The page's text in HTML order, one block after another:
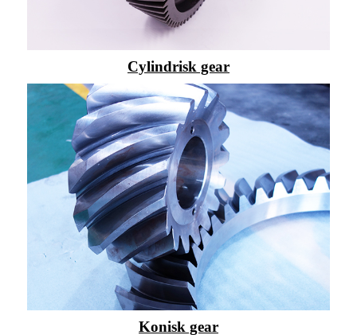
Cylindrisk gear
Konisk gear